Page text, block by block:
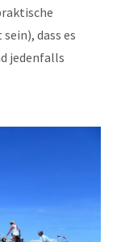
dass es
jedenfalls